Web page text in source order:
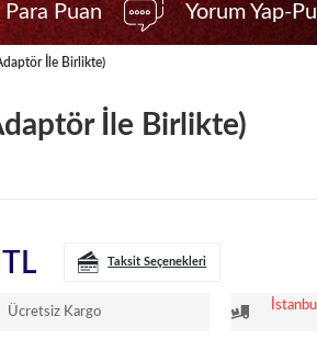
Puan Yorum Yap-
İle Birlikte)
İle Birlikte)
TL Taksit Seçenekleri
Ücretsiz Kargo